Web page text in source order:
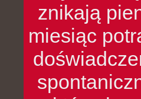
znikają
miesiąc